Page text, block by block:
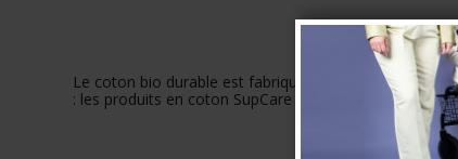
Le coton bio durable est fabriqué à base de graines
: les produits en coton SupCare Organic sont plus